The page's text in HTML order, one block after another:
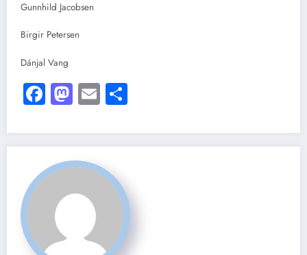
Gunnhild Jacobsen
Birgir Petersen
Dánjal Vang
Facebook
Mastodon
Email